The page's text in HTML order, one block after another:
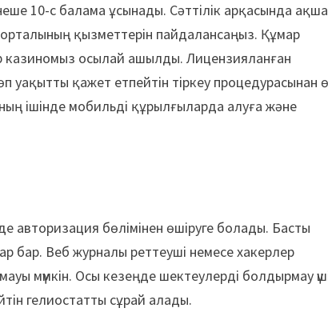
10-с балама ұсынады. Сәттілік арқасында ақша
қызметтерін пайдалансаңыз. Құмар
казиномыз осылай ашылды. Лицензияланған
уақытты қажет етпейтін тіркеу процедурасынан
ішінде мобильді құрылғыларда алуға және
авторизация бөлімінен өшіруге болады. Басты
бар. Веб журналы реттеуші немесе хакерлер
мүмкін. Осы кезеңде шектеулерді болдырмау
гелиостатты сұрай алады.